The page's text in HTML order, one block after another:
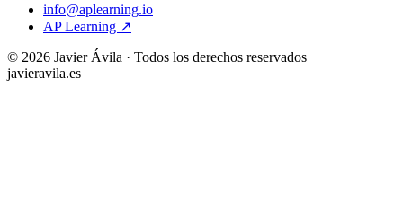
info@aplearning.io
AP Learning ↗
© 2026 Javier Ávila · Todos los derechos reservados
javieravila.es